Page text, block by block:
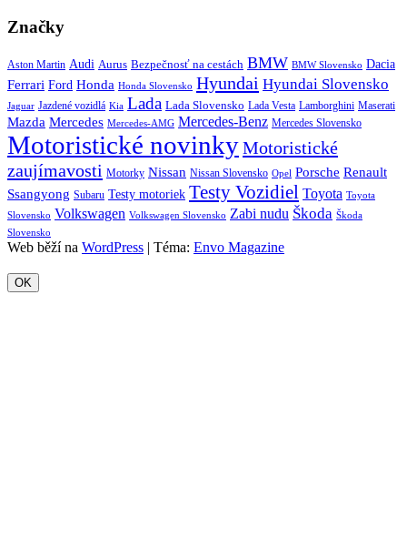
Značky
Aston Martin Audi Aurus Bezpečnosť na cestách BMW BMW Slovensko Dacia
Ferrari Ford Honda Honda Slovensko Hyundai Hyundai Slovensko
Jaguar Jazdené vozidlá Kia Lada Lada Slovensko Lada Vesta Lamborghini Maserati
Mazda Mercedes Mercedes-AMG Mercedes-Benz Mercedes Slovensko
Motoristické novinkyMotoristické
zaujímavosti Motorky Nissan Nissan Slovensko Opel Porsche Renault
Ssangyong Subaru Testy motoriek Testy Vozidiel Toyota Toyota
Slovensko Volkswagen Volkswagen Slovensko Zabi nudu Škoda Škoda
Slovensko
Web běží na WordPress | Téma: Envo Magazine
OK